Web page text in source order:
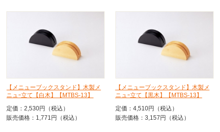
【メニューブックスタンド】木製メ
ニュｰ立て【白木】【MTBS-13】
定価：2,530円（税込）
販売価格：1,771円（税込）
【メニューブックスタンド】木製メ
ニュｰ立て【黒木】【MTBS-13】
定価：4,510円（税込）
販売価格：3,157円（税込）